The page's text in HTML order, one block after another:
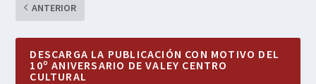
ANTERIOR
DESCARGA LA PUBLICACIÓN CON MOTIVO DEL
10º ANIVERSARIO DE VALEY CENTRO
CULTURAL